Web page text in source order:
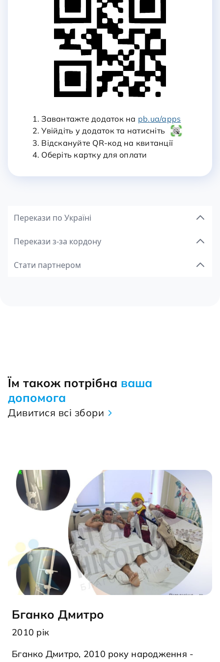
1. Завантажте додаток на pb.ua/apps
2. Увійдіть у додаток та натисніть
3. Відскануйте QR-код на квитанції
4. Оберіть картку для оплати
Перекази по Україні
Перекази з-за кордону
Стати партнером
Їм також потрібна ваша
допомога
Дивитися всі збори
Бганко Дмитро
2010 рік
Бганко Дмитро, 2010 року народження -